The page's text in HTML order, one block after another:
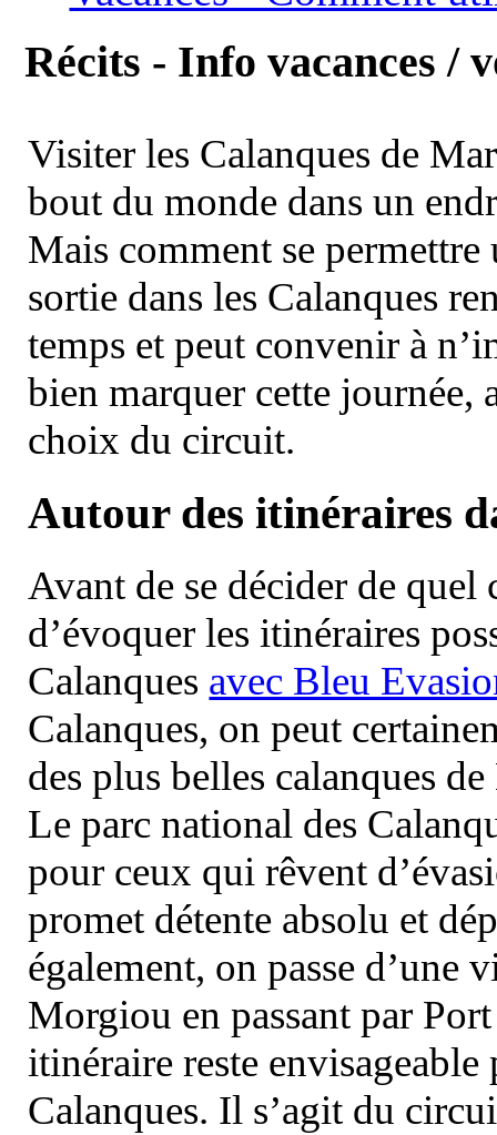
Récits - Info vacances /
Visiter les Calanques de
bout du monde dans un
Mais comment se permettre
sortie dans les Calanques
temps et peut convenir à
bien marquer cette journée,
choix du circuit.
Autour des itinéraires
Avant de se décider de
d’évoquer les itinéraires
Calanques avec Bleu
Calanques, on peut
des plus belles calanques
Le parc national des
pour ceux qui rêvent
promet détente absolu et
également, on passe d’une
Morgiou en passant par
itinéraire reste
Calanques. Il s’agit du